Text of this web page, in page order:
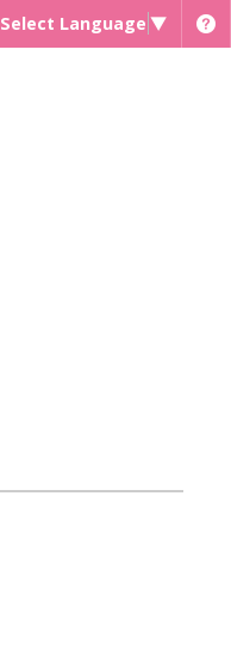
Select Language ▼